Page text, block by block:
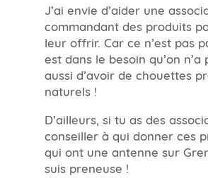
J’ai envie d’aider une
commandant des produits
leur offrir. Car ce n’est pas
est dans le besoin qu’on
aussi d’avoir de chouettes
naturels !
D’ailleurs, si tu as des
conseiller à qui donner ces
qui ont une antenne sur
suis preneuse !